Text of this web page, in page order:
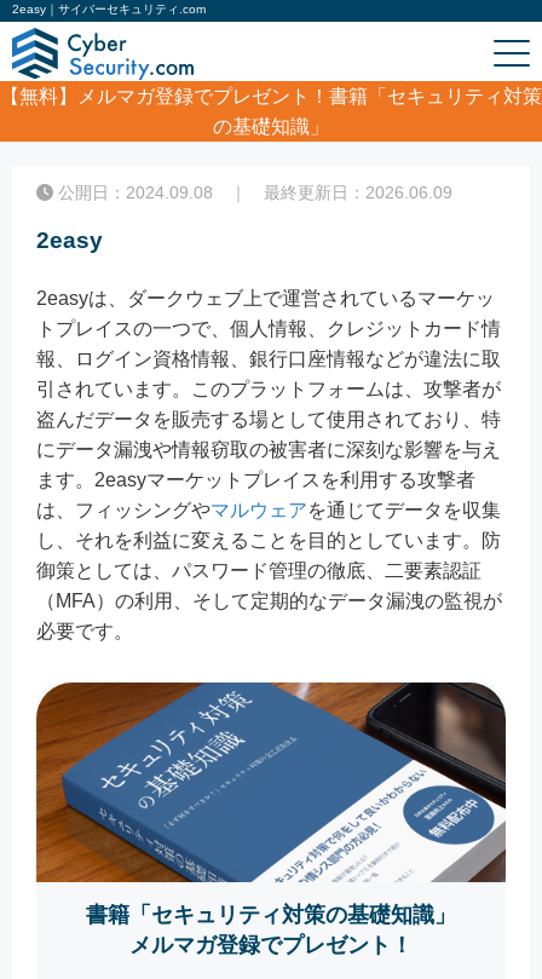
2easy｜サイバーセキュリティ.com
【無料】
メルマガ登録でプレゼント！書籍「セキュリティ対策
の基礎知識」
2easy
公開日：2024.09.08 ｜ 最終更新日：2026.06.09
2easy
2easyは、ダークウェブ上で運営されているマーケッ
トプレイスの一つで、個人情報、クレジットカード情
報、ログイン資格情報、銀行口座情報などが違法に取
引されています。このプラットフォームは、攻撃者が
盗んだデータを販売する場として使用されており、特
にデータ漏洩や情報窃取の被害者に深刻な影響を与え
ます。2easyマーケットプレイスを利用する攻撃者
は、フィッシングやマルウェアを通じてデータを収集
し、それを利益に変えることを目的としています。防
御策としては、パスワード管理の徹底、二要素認証
（MFA）の利用、そして定期的なデータ漏洩の監視が
必要です。
書籍「セキュリティ対策の基礎知識」
メルマガ登録でプレゼント！